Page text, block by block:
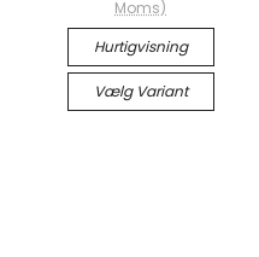
Moms)
Hurtigvisning
Vælg Variant